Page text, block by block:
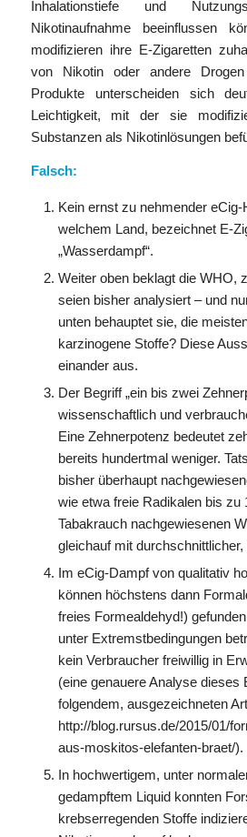
Inhalationstiefe und
Nikotinaufnahme beeinflussen
modifizieren ihre E-Zigaretten
von Nikotin oder andere Drogen
Produkte unterscheiden sich
Leichtigkeit, mit der sie
Substanzen als Nikotinlösungen
Falsch:
Kein ernst zu nehmender eCig-
welchem Land, bezeichnet E-
„Wasserdampf“.
Weiter oben beklagt die WHO,
seien bisher analysiert – und
unten behauptet sie, die
karzinogene Stoffe? Diese
einander aus.
Der Begriff „ein bis zwei
wissenschaftlich und
Eine Zehnerpotenz bedeutet
bereits hundertmal weniger.
bisher überhaupt
wie etwa freie Radikalen bis zu
Tabakrauch nachgewiesenen
gleichauf mit durchschnittlicher,
Im eCig-Dampf von qualitativ
können höchstens dann
freies Formealdehyd!)
unter Extremstbedingungen
kein Verbraucher freiwillig in
(eine genauere Analyse dieses
folgendem, ausgezeichneten
http://blog.rursus.de/2015/01/
aus-moskitos-elefanten-braet/).
In hochwertigem, unter
gedampftem Liquid konnten
krebserregenden Stoffe